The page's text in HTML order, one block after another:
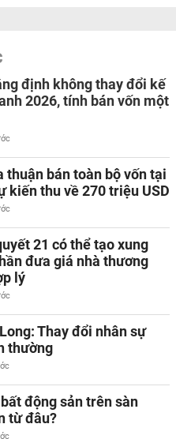
định không thay đổi kế
2026, tính bán vốn một
thuận bán toàn bộ vốn tại
kiến thu về 270 triệu USD
21 có thể tạo xung
đưa giá nhà thương
lý
Thay đổi nhân sự
thường
động sản trên sàn
từ đâu?